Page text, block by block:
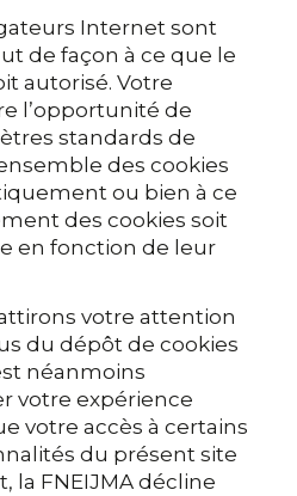
Internet sont
de façon à ce que le
autorisé. Votre
l’opportunité de
standards de
des cookies
ou bien à ce
des cookies soit
en fonction de leur
votre attention
du dépôt de cookies
néanmoins
votre expérience
votre accès à certains
du présent site
la FNEIJMA décline